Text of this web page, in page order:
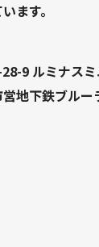
ます。
9 ルミナス
地下鉄ブル